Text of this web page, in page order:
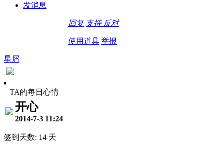
发消息
回复 支持 反对
使用道具 举报
星屑
TA的每日心情
开心
2014-7-3 11:24
签到天数: 14 天